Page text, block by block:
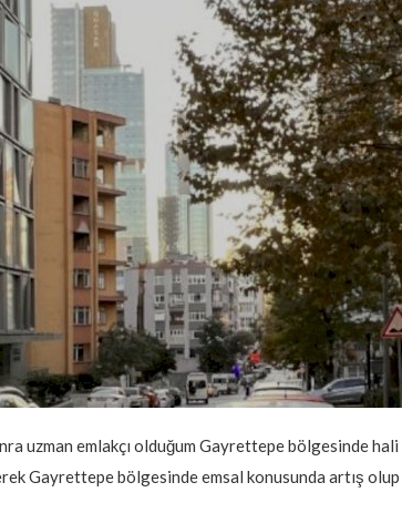
uzman emlakçı olduğum Gayrettepe bölgesinde hali
Gayrettepe bölgesinde emsal konusunda artış olup